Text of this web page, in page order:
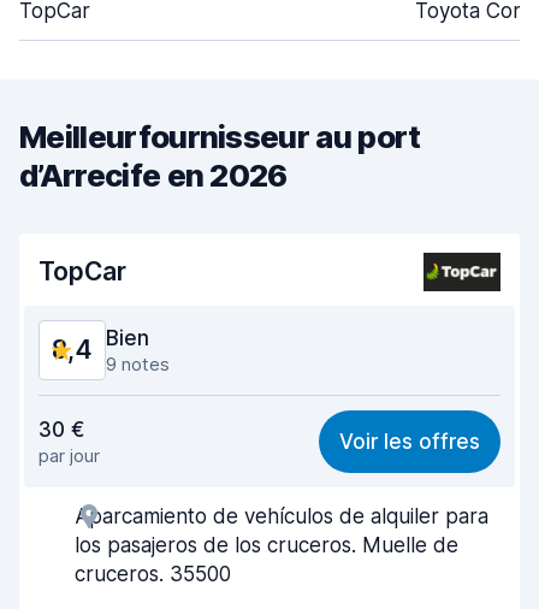
TopCar Toyota
Meilleurfournisseur au port
d’Arrecife en 2026
TopCar
8,4 Bien
9 notes
8,8
Recherche facile 8,3
Agent serviable 8,9
Prise en charge rapide
30 €
par jour
Voir les offres
Aparcamiento de vehículos de alquiler para
los pasajeros de los cruceros. Muelle de
cruceros. 35500